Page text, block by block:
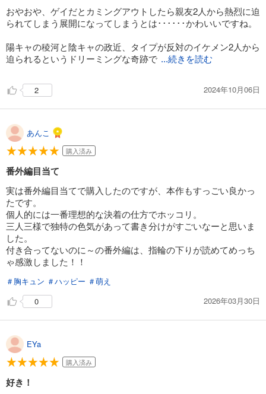
おやおや、ゲイだとカミングアウトしたら親友2人から熱烈に迫
られてしまう展開になってしまうとは･･････かわいいですね。
陽キャの稜河と陰キャの政近、タイプが反対のイケメン2人から
迫られるというドリーミングな奇跡で ...続きを読む
2 2024年10月06日
あんこ
購入済み
番外編目当て
実は番外編目当てで購入したのですが、本作もすっごい良かっ
たです。
個人的には一番理想的な決着の仕方でホッコリ。
三人三様で独特の色気があって書き分けがすごいなーと思いま
した。
付き合ってないのに～の番外編は、指輪の下りが読めてめっち
ゃ感激しました！！
＃胸キュン ＃ハッピー ＃萌え
0
2026年03月30日
EYa
購入済み
好き！